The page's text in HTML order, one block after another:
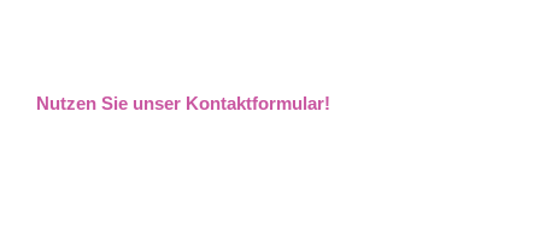
Nutzen Sie unser Kontaktformular!